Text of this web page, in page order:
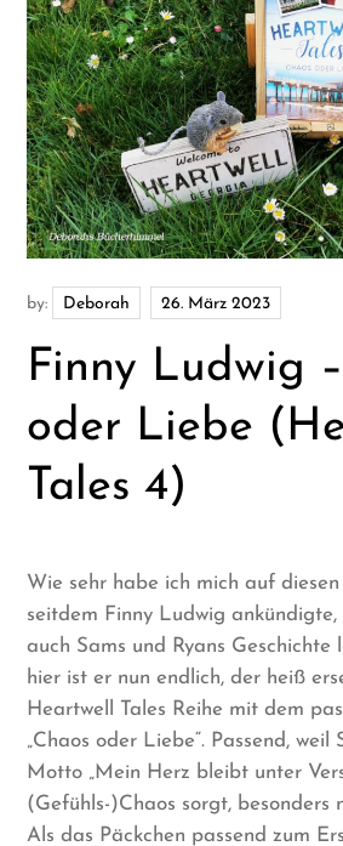
by: Deborah
Finny Ludwig
oder Liebe
Tales 4)
Wie sehr habe ich mich auf
seitdem Finny Ludwig ankündigte,
auch Sams und Ryans Geschichte
hier ist er nun endlich, der heiß
Heartwell Tales Reihe mit dem
„Chaos oder Liebe“. Passend, weil
Motto „Mein Herz bleibt unter
(Gefühls-)Chaos sorgt, besonders
Als das Päckchen passend zum